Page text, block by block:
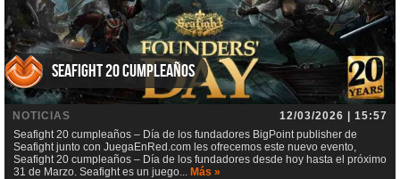
Seafight 20 cumpleaños
NOTICIAS
12/03/2026 | 15:57
Seafight 20 cumpleaños – Día de los fundadores BigPoint publisher de
Seafight junto con JuegaEnRed.com les ofrecemos este nuevo evento,
Seafight 20 cumpleaños – Día de los fundadores desde hoy hasta el próximo
31 de Marzo. Seafight es un juego... Más »